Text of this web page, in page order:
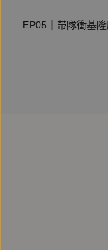
#TOYOTA